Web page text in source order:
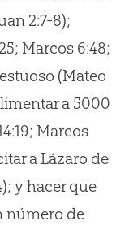
2:7-8);
Marcos 6:48;
(Mateo
a 5000
Marcos
a Lázaro de
y hacer que
número de